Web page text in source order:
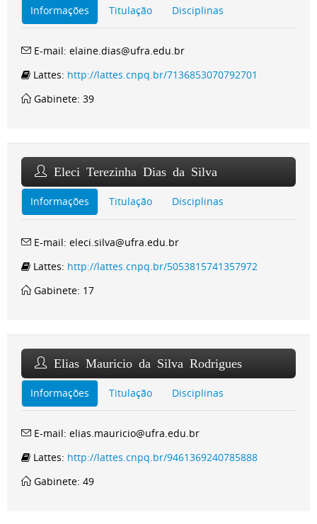
Informações Titulação Disciplinas
E-mail: elaine.dias@ufra.edu.br
Lattes: http://lattes.cnpq.br/7136853070792701
Gabinete: 39
Eleci Terezinha Dias da Silva
Informações Titulação Disciplinas
E-mail: eleci.silva@ufra.edu.br
Lattes: http://lattes.cnpq.br/5053815741357972
Gabinete: 17
Elias Mauricio da Silva Rodrigues
Informações Titulação Disciplinas
E-mail: elias.mauricio@ufra.edu.br
Lattes: http://lattes.cnpq.br/9461369240785888
Gabinete: 49